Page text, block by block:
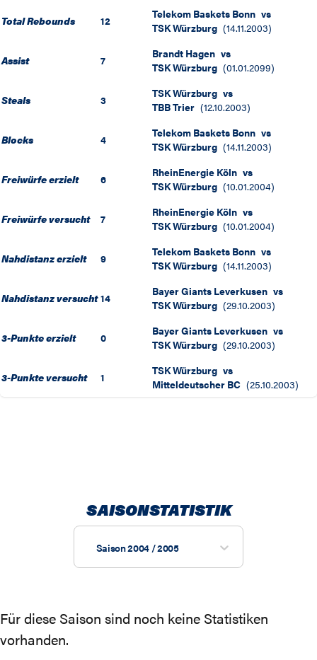
Total Rebounds 12 Telekom Baskets Bonn vs
TSK Würzburg (14.11.2003)
Assist 7 Brandt Hagen vs
TSK Würzburg (01.01.2099)
Steals 3 TSK Würzburg vs
TBB Trier (12.10.2003)
Blocks 4 Telekom Baskets Bonn vs
TSK Würzburg (14.11.2003)
Freiwürfe erzielt 6 RheinEnergie Köln vs
TSK Würzburg (10.01.2004)
Freiwürfe versucht 7 RheinEnergie Köln vs
TSK Würzburg (10.01.2004)
Nahdistanz erzielt 9 Telekom Baskets Bonn vs
TSK Würzburg (14.11.2003)
Nahdistanz versucht 14 Bayer Giants Leverkusen vs
TSK Würzburg (29.10.2003)
3-Punkte erzielt 0 Bayer Giants Leverkusen vs
TSK Würzburg (29.10.2003)
3-Punkte versucht 1 TSK Würzburg vs
Mitteldeutscher BC (25.10.2003)
SAISONSTATISTIK
Saison 2004 / 2005
Für diese Saison sind noch keine Statistiken
vorhanden.